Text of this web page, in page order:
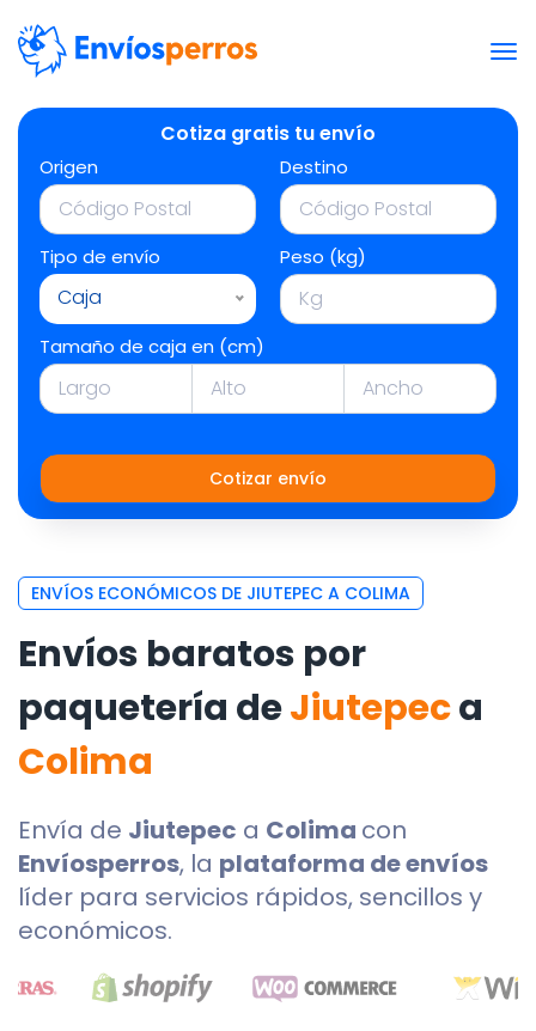
Cotiza gratis tu envío
Origen Destino
Tipo de envío
Caja
Peso (kg)
Tamaño de caja en (cm)
Cotizar envío
ENVÍOS ECONÓMICOS DE JIUTEPEC A COLIMA
Envíos baratos por
paquetería deJiutepeca
Colima
Envía de Jiutepec a Colima con
Envíosperros, la plataforma de envíos
líder para servicios rápidos, sencillos y
económicos.